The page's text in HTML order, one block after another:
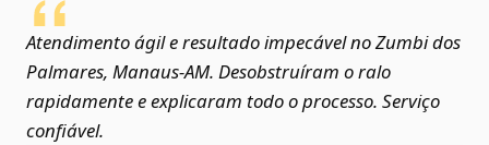
Atendimento ágil e resultado impecável no Zumbi dos
Palmares, Manaus‑AM. Desobstruíram o ralo
rapidamente e explicaram todo o processo. Serviço
confiável.